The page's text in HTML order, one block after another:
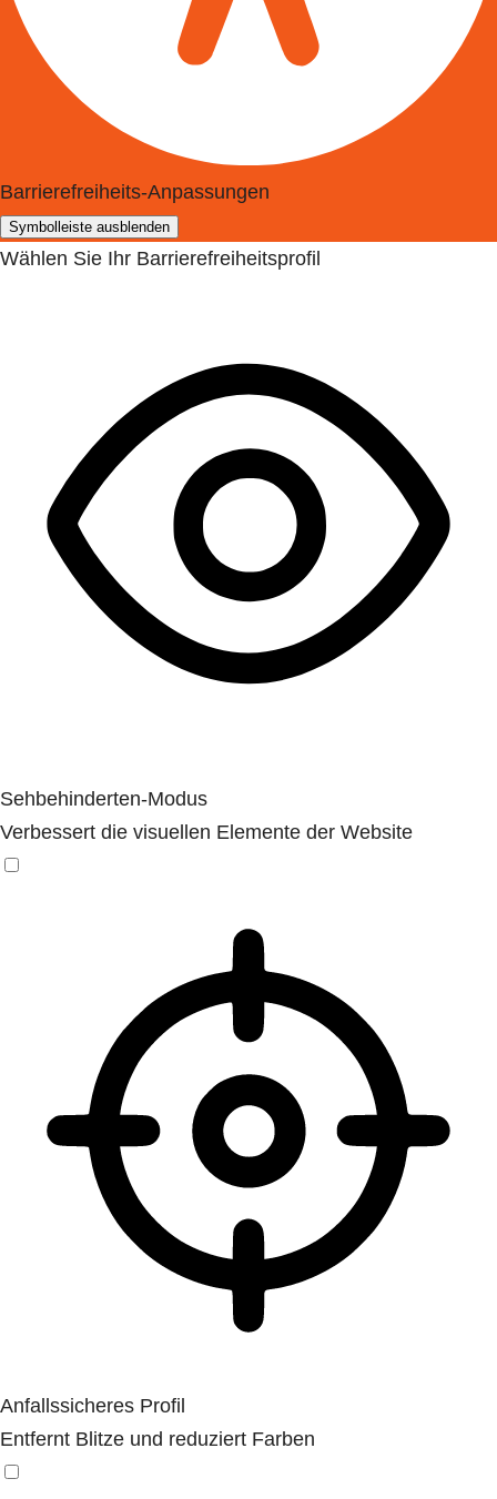
Barrierefreiheits-Anpassungen
Symbolleiste ausblenden
Wählen Sie Ihr Barrierefreiheitsprofil
Sehbehinderten-Modus
Verbessert die visuellen Elemente der Website
Anfallssicheres Profil
Entfernt Blitze und reduziert Farben